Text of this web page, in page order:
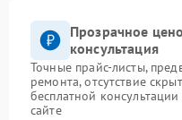
Прозрачное
консультация
Точные прайс-листы,
ремонта, отсутствие
бесплатной
сайте